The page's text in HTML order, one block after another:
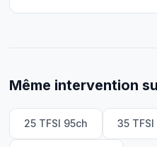
Même intervention
25 TFSI 95ch 35 TFSI